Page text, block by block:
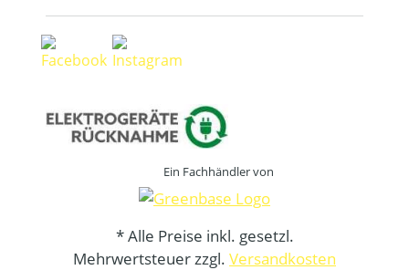
Ein Fachhändler von
* Alle Preise inkl. gesetzl.
Mehrwertsteuer zzgl. Versandkosten